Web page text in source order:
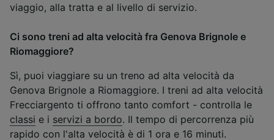
viaggio, alla tratta e al livello di servizio.
Ci sono treni ad alta velocità fra Genova Brignole e
Riomaggiore?
Sì, puoi viaggiare su un treno ad alta velocità da
Genova Brignole a Riomaggiore. I treni ad alta velocità
Frecciargento ti offrono tanto comfort - controlla le
classi e i servizi a bordo. Il tempo di percorrenza più
rapido con l'alta velocità è di 1 ora e 16 minuti.